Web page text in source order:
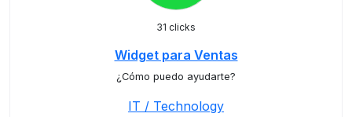
31 clicks
Widget para Ventas
¿Cómo puedo ayudarte?
IT / Technology